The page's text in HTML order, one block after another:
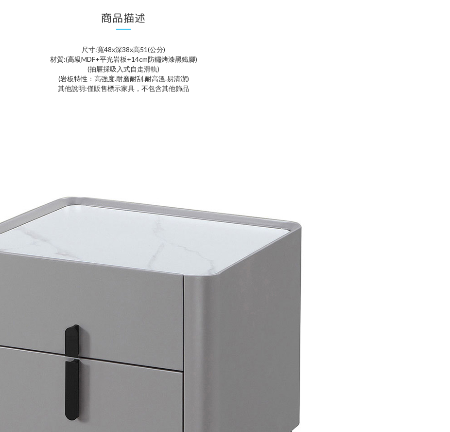
商品描述
尺寸:寬48x深38x高51(公分)
材質:(高級MDF+平光岩板+14cm防鏽烤漆黑鐵腳)
(抽屜採吸入式自走滑軌)
(岩板特性：高強度.耐磨耐刮.耐高溫.易清潔)
其他說明:僅販售標示家具，不包含其他飾品